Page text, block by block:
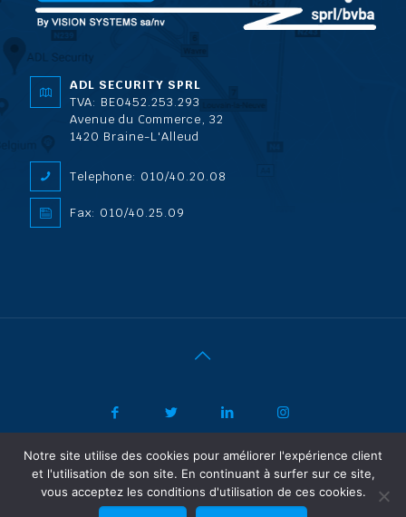
ADL SECURITY SPRL
TVA: BE0452.253.293
Avenue du Commerce, 32
1420 Braine-L'Alleud
Telephone: 010/40.20.08
Fax: 010/40.25.09
© 2022 ADL Security SPRL/BVBA | Politique de confidentialité
Vertrouwelijkheidsbeleid | Powered by SF Concept
FR
Notre site utilise des cookies pour améliorer l'expérience client
et l'utilisation de son site. En continuant à surfer sur ce site,
vous acceptez les conditions d'utilisation de ces cookies.